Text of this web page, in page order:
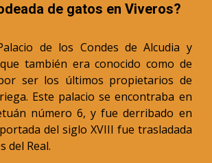
de gatos en Viveros?
de los Condes de Alcudia y
también era conocido como de
ser los últimos propietarios de
Este palacio se encontraba en
número 6, y fue derribado en
del siglo XVIII fue trasladada
del Real.